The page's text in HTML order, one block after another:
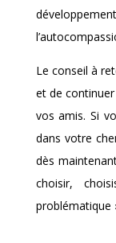
Le conseil à
et de
vos amis. Si
dans votre
dès
choisir,
problématique